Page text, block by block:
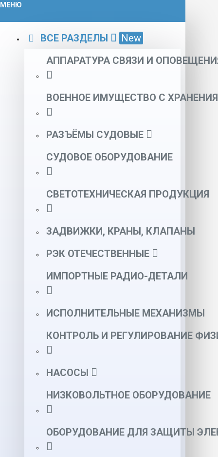
МЕНЮ
ВСЕ РАЗДЕЛЫ
New
АППАРАТУРА СВЯЗИ И
ВОЕННОЕ ИМУЩЕСТВО С ХРАНЕНИЯ
РАЗЪЁМЫ СУДОВЫЕ
СУДОВОЕ ОБОРУДОВАНИЕ
СВЕТОТЕХНИЧЕСКАЯ ПРОДУКЦИЯ
ЗАДВИЖКИ, КРАНЫ, КЛАПАНЫ
РЭК ОТЕЧЕСТВЕННЫЕ
ИМПОРТНЫЕ РАДИО-ДЕТАЛИ
ИСПОЛНИТЕЛЬНЫЕ МЕХАНИЗМЫ
КОНТРОЛЬ И РЕГУЛИРОВАНИЕ
НАСОСЫ
НИЗКОВОЛЬТНОЕ ОБОРУДОВАНИЕ
ОБОРУДОВАНИЕ ДЛЯ ЗАЩИТЫ